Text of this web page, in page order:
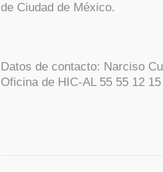
de Ciudad de México.
Datos de contacto: Narciso
Oficina de HIC-AL 55 55 12